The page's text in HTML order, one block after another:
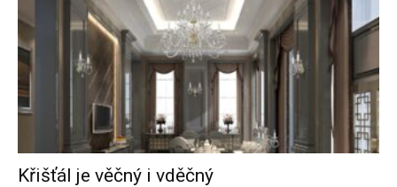
Křišťál je věčný i vděčný